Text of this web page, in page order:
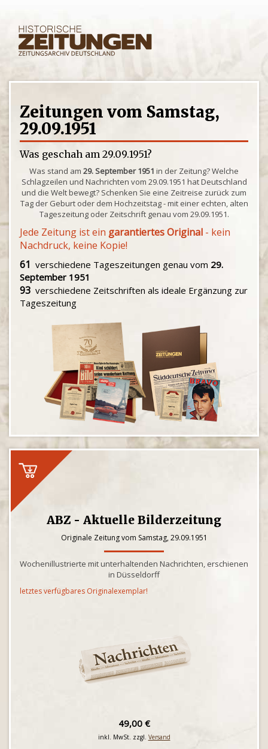
Zeitungen vom Samstag,
29.09.1951
Was geschah am 29.09.1951?
Was stand am 29. September 1951 in der Zeitung? Welche
Schlagzeilen und Nachrichten vom 29.09.1951 hat Deutschland
und die Welt bewegt? Schenken Sie eine Zeitreise zurück zum
Tag der Geburt oder dem Hochzeitstag - mit einer echten, alten
Tageszeitung oder Zeitschrift genau vom 29.09.1951.
Jede Zeitung ist ein garantiertes Original - kein
Nachdruck, keine Kopie!
61 verschiedene Tageszeitungen genau vom 29.
September 1951
93 verschiedene Zeitschriften als ideale Ergänzung zur
Tageszeitung
ABZ - Aktuelle Bilderzeitung
Originale Zeitung vom Samstag, 29.09.1951
Wochenillustrierte mit unterhaltenden Nachrichten, erschienen
in Düsseldorff
letztes verfügbares Originalexemplar!
49,00 €
inkl. MwSt. zzgl. Versand